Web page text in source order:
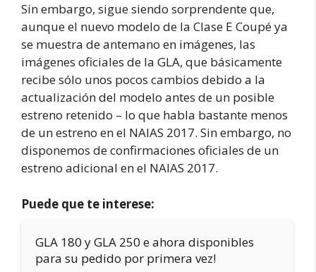
Sin embargo, sigue siendo sorprendente que,
aunque el nuevo modelo de la Clase E Coupé ya
se muestra de antemano en imágenes, las
imágenes oficiales de la GLA, que básicamente
recibe sólo unos pocos cambios debido a la
actualización del modelo antes de un posible
estreno retenido – lo que habla bastante menos
de un estreno en el NAIAS 2017. Sin embargo, no
disponemos de confirmaciones oficiales de un
estreno adicional en el NAIAS 2017.
Puede que te interese:
GLA 180 y GLA 250 e ahora disponibles
para su pedido por primera vez!